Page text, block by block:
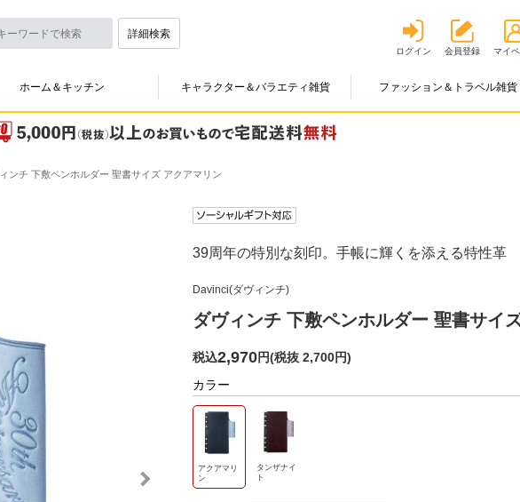
詳細検索
ログイン 会員登録 マイ
ホーム＆キッチン キャラクター＆バラエティ雑貨 ファッション＆トラベル雑貨
ンチ 下敷ペンホルダー 聖書サイズ アクアマリン
39周年の特別な刻印。手帳に輝くを添える特性革
Davinci(ダヴィンチ)
ダヴィンチ 下敷ペンホルダー 聖書サイ
税込2,970円(税抜 2,700円)
カラー
アクアマリ
ン
タンザナイ
ト